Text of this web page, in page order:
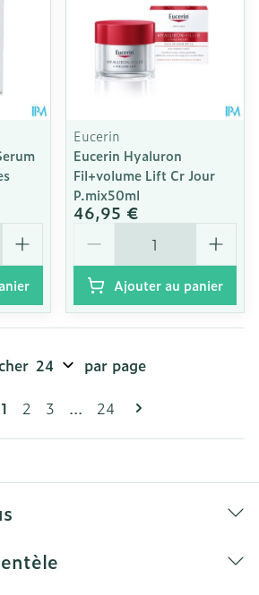
Eucerin
Eucerin Hyaluron
Fil+volume Lift Cr Jour
P.mix50ml
46,95 €
Ajouter au panier
Vous lisez actuellement la page
1 Page
2 Page
3 ... Page
24
par page